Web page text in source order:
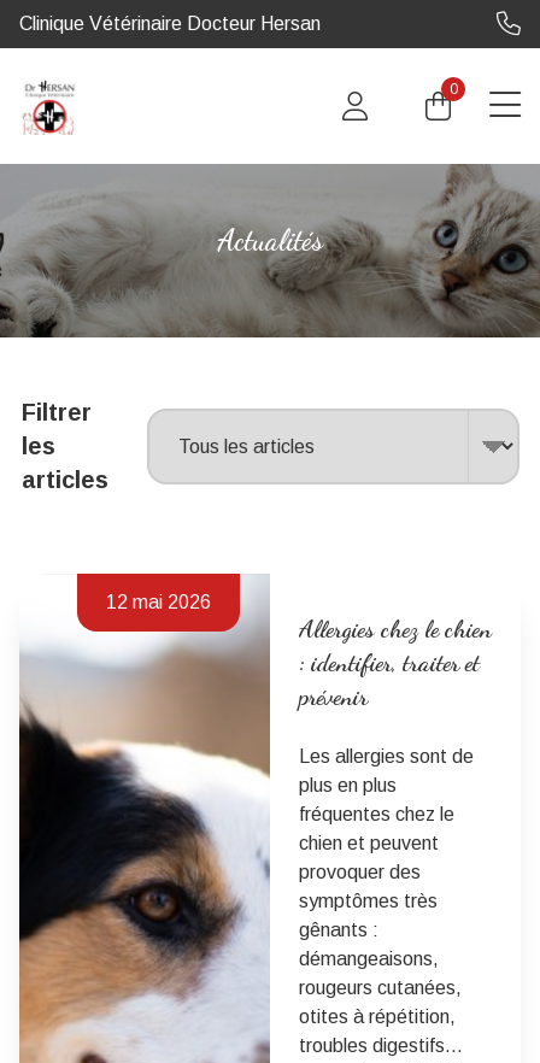
Clinique Vétérinaire Docteur Hersan
0
Actualités
Filtrer
les
articles
12 mai 2026
Allergies chez le chien
: identifier, traiter et
prévenir
Les allergies sont de
plus en plus
fréquentes chez le
chien et peuvent
provoquer des
symptômes très
gênants :
démangeaisons,
rougeurs cutanées,
otites à répétition,
troubles digestifs…